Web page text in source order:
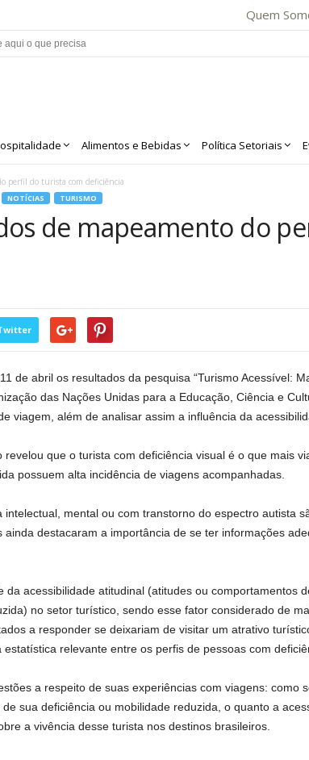
Quem
Alimentos e Bebidas Política Setoriais
perfil do turista com deficiência
NOTÍCIAS TURISMO
de mapeamento do
de abril os resultados da pesquisa “Turismo Acessível:
das Nações Unidas para a Educação, Ciência e
viagem, além de analisar assim a influência da
que o turista com deficiência visual é o que mais
possuem alta incidência de viagens acompanhadas.
mental ou com transtorno do espectro autista
destacaram a importância de se ter informações
acessibilidade atitudinal (atitudes ou comportamentos
no setor turístico, sendo esse fator considerado de
a responder se deixariam de visitar um atrativo
relevante entre os perfis de pessoas com
a respeito de suas experiências com viagens: como
sua deficiência ou mobilidade reduzida, o quanto a
a vivência desse turista nos destinos brasileiros.